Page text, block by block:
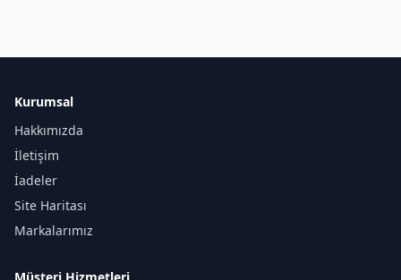
Kurumsal
Hakkımızda
İletişim
İadeler
Site Haritası
Markalarımız